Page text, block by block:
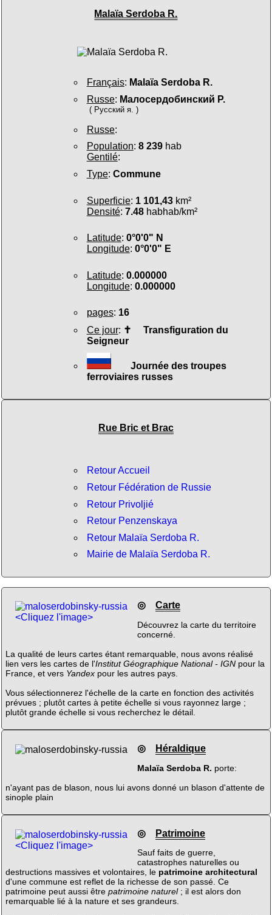
Malaïa Serdoba R.
Français: Malaïa Serdoba R.
Russe: Малосердобинский Р.
( Русский я. )
Russe:
Population: 8 239hab
Gentilé:
Type: Commune
Superficie: 1 101,43km²
Densité: 7.48habhab/km²
Latitude: 0°0'0" N
Longitude: 0°0'0" E
Latitude: 0.000000
Longitude: 0.000000
pages: 16
Ce jour: ✝ Transfiguration du
Seigneur
Journée des troupes
ferroviaires russes
Rue Bric et Brac
Retour Accueil
Retour Fédération de Russie
Retour Privoljié
Retour Penzenskaya
Retour Malaïa Serdoba R.
Mairie de Malaïa Serdoba R.
<Cliquez l'image>
◎ Carte
Découvrez la carte du territoire
concerné.
La qualité de leurs cartes étant remarquable, nous avons réalisé
lien vers les cartes de l'Institut Géographique National - IGNpour la
France, et vers Yandexpour les autres pays.
Vous sélectionnerez l'échelle de la carte en fonction des activités
prévues ; plutôt cartes à petite échelle si vous rayonnez large ;
plutôt grande échelle si vous recherchez le détail.
◎ Héraldique
Malaïa Serdoba R. porte:
n'ayant pas de blason, nous lui avons donné un blason d'attente de
sinople plain
<Cliquez l'image>
◎ Patrimoine
Sauf faits de guerre,
catastrophes naturelles ou
destructions massives et volontaires, le patrimoine architectural
d'une commune est reflet de la richesse de son passé. Ce
patrimoine peut aussi être patrimoine naturel; il est alors don
remarquable lié à la nature et ses grandeurs.